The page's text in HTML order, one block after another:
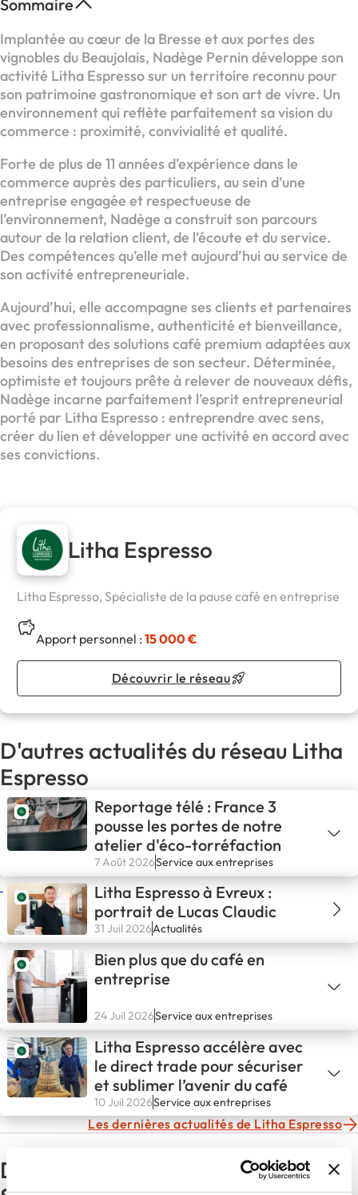
Sommaire
Implantée au cœur de la Bresse et aux portes des
vignobles du Beaujolais, Nadège Pernin développe son
activité Litha Espresso sur un territoire reconnu pour
son patrimoine gastronomique et son art de vivre. Un
environnement qui reflète parfaitement sa vision du
commerce : proximité, convivialité et qualité.
Forte de plus de 11 années d’expérience dans le
commerce auprès des particuliers, au sein d’une
entreprise engagée et respectueuse de
l’environnement, Nadège a construit son parcours
autour de la relation client, de l’écoute et du service.
Des compétences qu’elle met aujourd’hui au service de
son activité entrepreneuriale.
Aujourd’hui, elle accompagne ses clients et partenaires
avec professionnalisme, authenticité et bienveillance,
en proposant des solutions café premium adaptées aux
besoins des entreprises de son secteur. Déterminée,
optimiste et toujours prête à relever de nouveaux défis,
Nadège incarne parfaitement l’esprit entrepreneurial
porté par Litha Espresso : entreprendre avec sens,
créer du lien et développer une activité en accord avec
ses convictions.
Litha Espresso
Litha Espresso, Spécialiste de la pause café en entreprise
Apport personnel :15 000 €
Découvrir le réseau
D'autres actualités du réseau Litha
Espresso
Reportage télé : France 3
pousse les portes de notre
atelier d'éco-torréfaction
7 Août 2026Service aux entreprises
Litha Espresso à Evreux :
portrait de Lucas Claudic
31 Juil 2026Actualités
Bien plus que du café en
entreprise
24 Juil 2026Service aux entreprises
Litha Espresso accélère avec
le direct trade pour sécuriser
et sublimer l’avenir du café
10 Juil 2026Service aux entreprises
Les dernières actualités de Litha Espresso
D'autres actualités du secteur